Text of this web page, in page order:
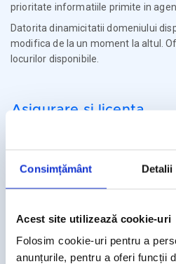
Consimțământ Detalii
Acest site utilizează cookie-uri
Folosim cookie-uri pentru a
anunțurile, pentru a oferi funcții
prioritate informatiile primite in
Datorita dinamicitatii domeniului
modifica de la un moment la altul.
locurilor disponibile.
Asigurare si licenta
Agentia Travel Matters
Agentia Travel Matters este
Licenta de turism Asigurare